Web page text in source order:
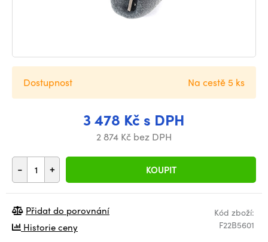
3 478 Kč s DPH
2 874 Kč bez DPH
- + KOUPIT
Dostupnost Na cestě 5 ks
Kód zboží:
F22B5601
Přidat do porovnání
Historie ceny